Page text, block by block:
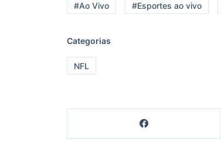
#Ao Vivo #Esportes ao vivo
Categorias
NFL